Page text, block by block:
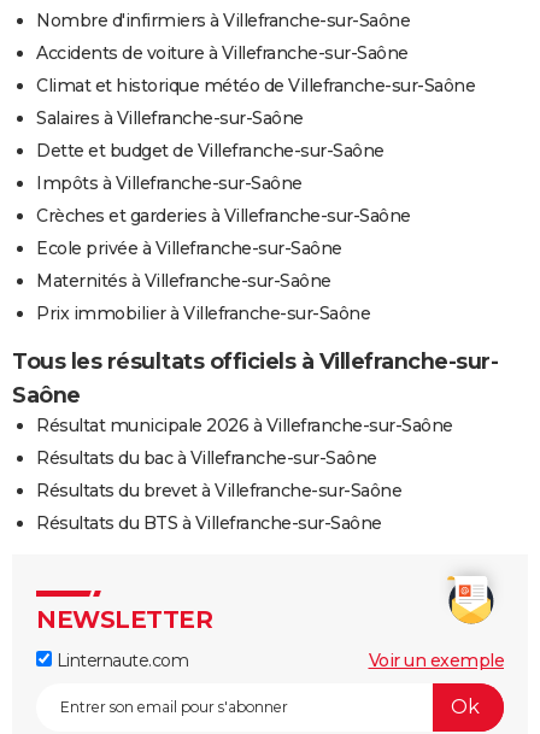
Nombre d'infirmiers à Villefranche-sur-Saône
Accidents de voiture à Villefranche-sur-Saône
Climat et historique météo de Villefranche-sur-Saône
Salaires à Villefranche-sur-Saône
Dette et budget de Villefranche-sur-Saône
Impôts à Villefranche-sur-Saône
Crèches et garderies à Villefranche-sur-Saône
Ecole privée à Villefranche-sur-Saône
Maternités à Villefranche-sur-Saône
Prix immobilier à Villefranche-sur-Saône
Tous les résultats officiels à Villefranche-sur-
Saône
Résultat municipale 2026 à Villefranche-sur-Saône
Résultats du bac à Villefranche-sur-Saône
Résultats du brevet à Villefranche-sur-Saône
Résultats du BTS à Villefranche-sur-Saône
NEWSLETTER
Linternaute.com Voir un exemple